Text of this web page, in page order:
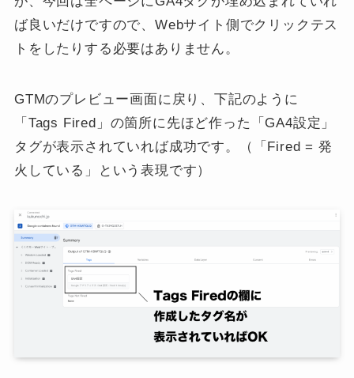
ば良いだけですので、Webサイト側でクリックテス
トをしたりする必要はありません。
GTMのプレビュー画面に戻り、下記のように
「Tags Fired」の箇所に先ほど作った「GA4設定」
タグが表示されていれば成功です。（「Fired = 発
火している」という表現です）